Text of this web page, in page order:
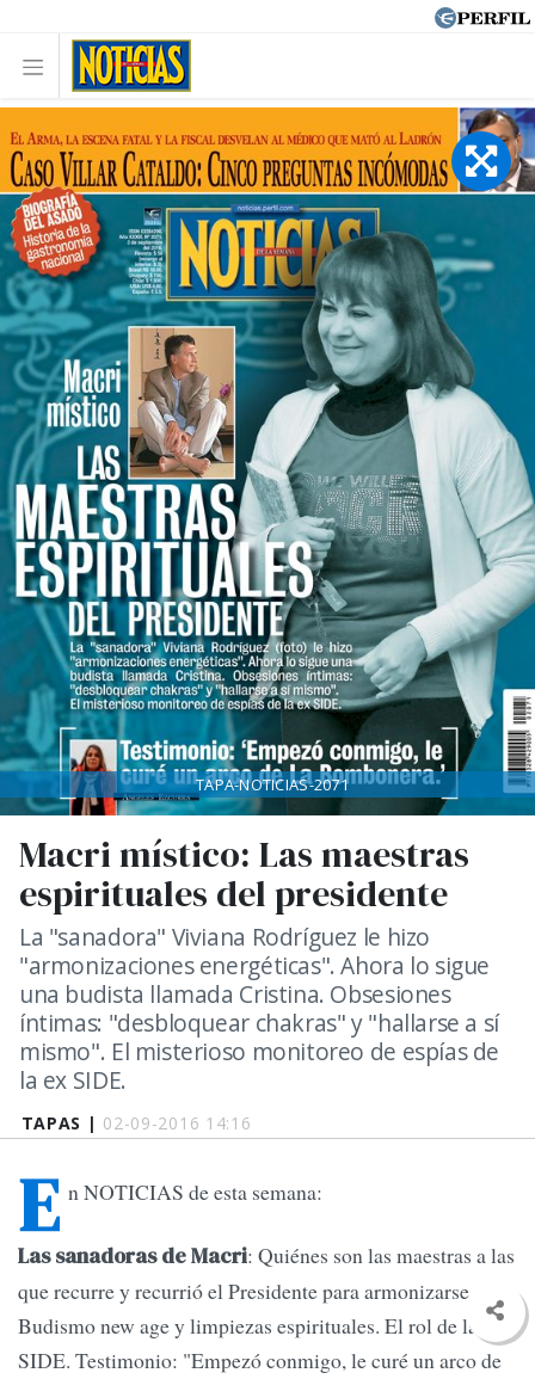
TAPAS | 02-09-2016 14:16
Macri místico: Las maestras
espirituales del presidente
La "sanadora" Viviana Rodríguez le hizo
"armonizaciones energéticas". Ahora lo sigue
una budista llamada Cristina. Obsesiones
íntimas: "desbloquear chakras" y "hallarse a sí
mismo". El misterioso monitoreo de espías de
la ex SIDE.
TAPA-NOTICIAS-2071
E n NOTICIAS de esta semana:
Las sanadoras de Macri: Quiénes son las maestras a las
que recurre y recurrió el Presidente para armonizarse.
Budismo new age y limpiezas espirituales. El rol de la ex
SIDE. Testimonio: "Empezó conmigo, le curé un arco de